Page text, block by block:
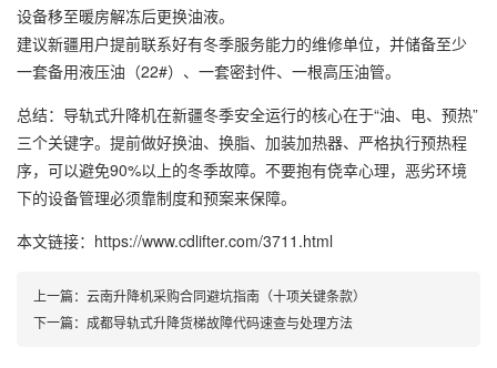
设备移至暖房解冻后更换油液。
建议新疆用户提前联系好有冬季服务能力的维修单位，并储备至少
一套备用液压油（22#）、一套密封件、一根高压油管。
总结：导轨式升降机在新疆冬季安全运行的核心在于“油、电、预热”
三个关键字。提前做好换油、换脂、加装加热器、严格执行预热程
序，可以避免90%以上的冬季故障。不要抱有侥幸心理，恶劣环境
下的设备管理必须靠制度和预案来保障。
本文链接：https://www.cdlifter.com/3711.html
上一篇： 云南升降机采购合同避坑指南（十项关键条款）
下一篇： 成都导轨式升降货梯故障代码速查与处理方法